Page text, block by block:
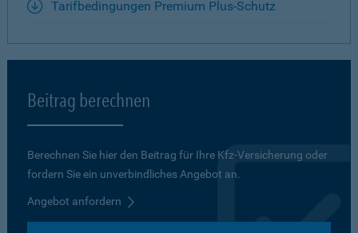
Tarifbedingungen Premium Plus-Schutz
Beitrag berechnen
Berechnen Sie hier den Beitrag für Ihre Kfz-Versicherung oder
fordern Sie ein unverbindliches Angebot an.
Angebot anfordern